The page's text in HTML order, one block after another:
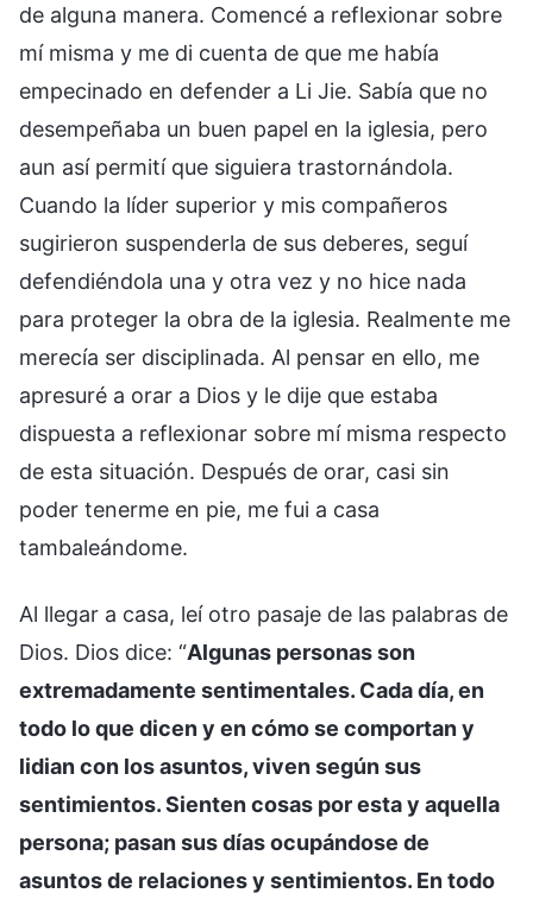
de alguna manera. Comencé a reflexionar sobre
mí misma y me di cuenta de que me había
empecinado en defender a Li Jie. Sabía que no
desempeñaba un buen papel en la iglesia, pero
aun así permití que siguiera trastornándola.
Cuando la líder superior y mis compañeros
sugirieron suspenderla de sus deberes, seguí
defendiéndola una y otra vez y no hice nada
para proteger la obra de la iglesia. Realmente me
merecía ser disciplinada. Al pensar en ello, me
apresuré a orar a Dios y le dije que estaba
dispuesta a reflexionar sobre mí misma respecto
de esta situación. Después de orar, casi sin
poder tenerme en pie, me fui a casa
tambaleándome.
Al llegar a casa, leí otro pasaje de las palabras de
Dios. Dios dice: “Algunas personas son
extremadamente sentimentales. Cada día, en
todo lo que dicen y en cómo se comportan y
lidian con los asuntos, viven según sus
sentimientos. Sienten cosas por esta y aquella
persona; pasan sus días ocupándose de
asuntos de relaciones y sentimientos. En todo